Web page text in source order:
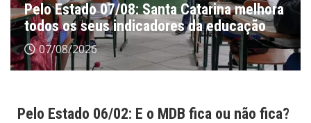
Pelo Estado 07/08: Santa Catarina melhora
todos os seus indicadores da educação
07/08/2026
Pelo Estado 06/02: E o MDB fica ou não fica?